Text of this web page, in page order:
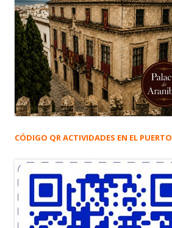
CÓDIGO QR ACTIVIDADES EN EL PUERTO